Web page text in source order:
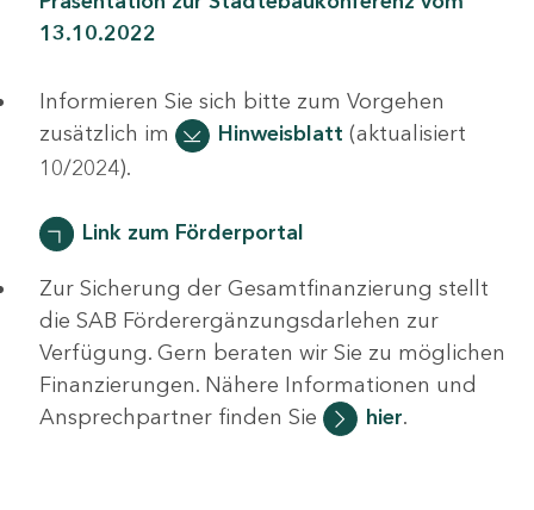
13.10.2022
Informieren Sie sich bitte zum Vorgehen
zusätzlich im
Hinweisblatt (aktualisiert
10/2024).
Link zum Förderportal
Zur Sicherung der Gesamtfinanzierung stellt
die SAB Förderergänzungsdarlehen zur
Verfügung. Gern beraten wir Sie zu möglichen
Finanzierungen. Nähere Informationen und
Ansprechpartner finden Sie
hier.